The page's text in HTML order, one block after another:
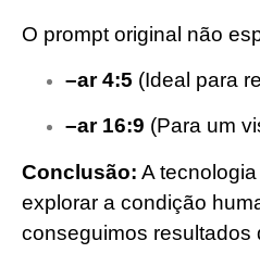
O prompt original não
–ar 4:5 (Ideal para
–ar 16:9 (Para um
Conclusão: A
explorar a condição
conseguimos resultados